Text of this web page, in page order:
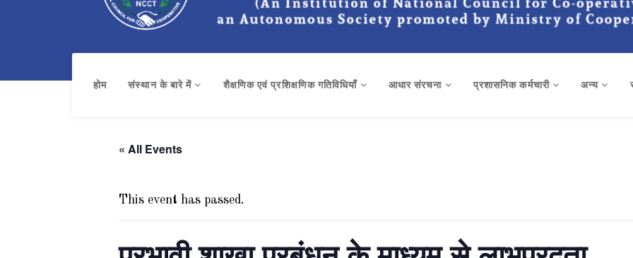
होम संस्थान के बारे में शैक्षणिक एवं प्रशिक्षणिक गतिविधियाँ आधार संरचना प्रशासनिक कर्मचारी अन्य
« All Events
This event has passed.